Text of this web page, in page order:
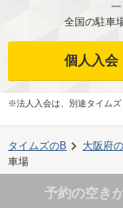
一
全国の駐車
個人入会
※法人入会は、別途タイムズ
タイムズのB 大阪府
車場
予約の空き